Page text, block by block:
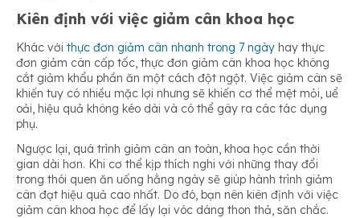
Kiên định với việc giảm cân khoa học
Khác với thực đơn giảm cân nhanh trong 7 ngày hay thực
đơn giảm cân cấp tốc, thực đơn giảm cân khoa học không
cắt giảm khẩu phần ăn một cách đột ngột. Việc giảm cân sẽ
khiến tuy có nhiều mặc lợi nhưng sẽ khiến cơ thể mệt mỏi, uể
oải, hiệu quả không kéo dài và có thể gây ra các tác dụng
phụ.
Ngược lại, quá trình giảm cân an toàn, khoa học cần thời
gian dài hơn. Khi cơ thể kịp thích nghi với những thay đổi
trong thói quen ăn uống hằng ngày sẽ giúp hành trình giảm
cân đạt hiệu quả cao nhất. Do đó, bạn nên kiên định với việc
giảm cân khoa học để lấy lại vóc dáng thon thả, săn chắc.